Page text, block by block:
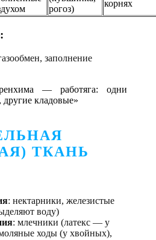
рогоз)
корнях
заполнение
— работяга: одни
другие кладовые»
ТКАНЬ
: нектарники, железистые
воду)
: млечники (латекс — у
ходы (у хвойных),